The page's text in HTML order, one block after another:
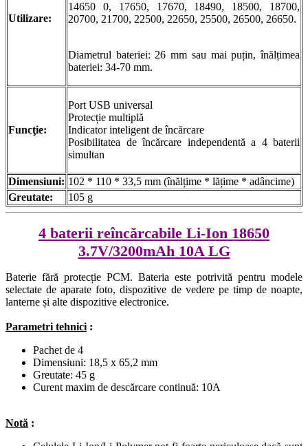
Utilizare:
14650 0, 17650, 17670, 18490, 18500, 18700,
20700, 21700, 22500, 22650, 25500, 26500, 26650.
Diametrul bateriei: 26 mm sau mai puțin, înălțimea
bateriei: 34-70 mm.
Funcţie:
Port USB universal
Protecție multiplă
Indicator inteligent de încărcare
Posibilitatea de încărcare independentă a 4 baterii
simultan
Dimensiuni: 102 * 110 * 33,5 mm (înălțime * lățime * adâncime)
Greutate:
105 g
4 baterii reîncărcabile Li-Ion 18650
3.7V/3200mAh 10A LG
Baterie fără protecție PCM. Bateria este potrivită pentru modele
selectate de aparate foto, dispozitive de vedere pe timp de noapte,
lanterne și alte dispozitive electronice.
Parametri tehnici :
Pachet de 4
Dimensiuni: 18,5 x 65,2 mm
Greutate: 45 g
Curent maxim de descărcare continuă: 10A
Notă :